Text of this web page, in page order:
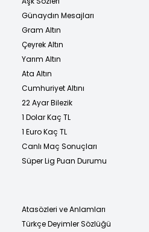
Günaydın Mesajları
Gram Altın
Çeyrek Altın
Yarım Altın
Ata Altın
Cumhuriyet Altını
22 Ayar Bilezik
1 Dolar Kaç TL
1 Euro Kaç TL
Canlı Maç Sonuçları
Süper Lig Puan Durumu
Atasözleri ve Anlamları
Türkçe Deyimler Sözlüğü